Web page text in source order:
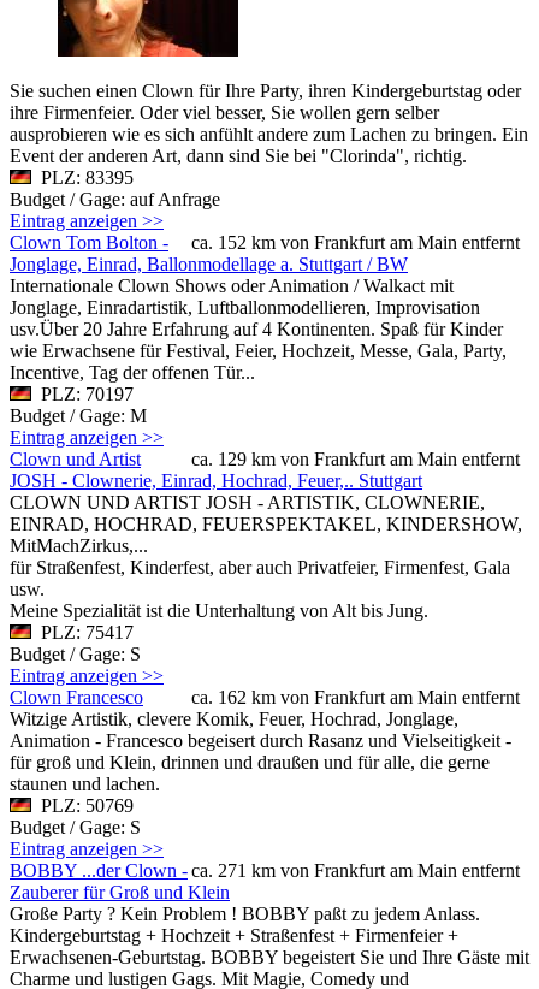
Sie suchen einen Clown für Ihre Party, ihren Kindergeburtstag oder
ihre Firmenfeier. Oder viel besser, Sie wollen gern selber
ausprobieren wie es sich anfühlt andere zum Lachen zu bringen. Ein
Event der anderen Art, dann sind Sie bei "Clorinda", richtig.
PLZ: 83395
Budget / Gage: auf Anfrage
Eintrag anzeigen >>
ca. 152 km von Frankfurt am Main entfernt
Clown Tom Bolton -
Jonglage, Einrad, Ballonmodellage a. Stuttgart / BW
Internationale Clown Shows oder Animation / Walkact mit
Jonglage, Einradartistik, Luftballonmodellieren, Improvisation
usv.Über 20 Jahre Erfahrung auf 4 Kontinenten. Spaß für Kinder
wie Erwachsene für Festival, Feier, Hochzeit, Messe, Gala, Party,
Incentive, Tag der offenen Tür...
PLZ: 70197
Budget / Gage: M
Eintrag anzeigen >>
ca. 129 km von Frankfurt am Main entfernt
Clown und Artist
JOSH - Clownerie, Einrad, Hochrad, Feuer,.. Stuttgart
CLOWN UND ARTIST JOSH - ARTISTIK, CLOWNERIE,
EINRAD, HOCHRAD, FEUERSPEKTAKEL, KINDERSHOW,
MitMachZirkus,...
für Straßenfest, Kinderfest, aber auch Privatfeier, Firmenfest, Gala
usw.
Meine Spezialität ist die Unterhaltung von Alt bis Jung.
PLZ: 75417
Budget / Gage: S
Eintrag anzeigen >>
ca. 162 km von Frankfurt am Main entfernt
Clown Francesco
Witzige Artistik, clevere Komik, Feuer, Hochrad, Jonglage,
Animation - Francesco begeisert durch Rasanz und Vielseitigkeit -
für groß und Klein, drinnen und draußen und für alle, die gerne
staunen und lachen.
PLZ: 50769
Budget / Gage: S
Eintrag anzeigen >>
ca. 271 km von Frankfurt am Main entfernt
BOBBY ...der Clown -
Zauberer für Groß und Klein
Große Party ? Kein Problem ! BOBBY paßt zu jedem Anlass.
Kindergeburtstag + Hochzeit + Straßenfest + Firmenfeier +
Erwachsenen-Geburtstag. BOBBY begeistert Sie und Ihre Gäste mit
Charme und lustigen Gags. Mit Magie, Comedy und